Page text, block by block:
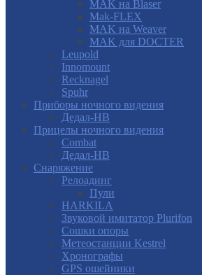
MAK на Blaser
Mak-FLEX
MAK на Weaver
MAK для DOCTER
Leupold
Innomount
Recknagel
Spuhr
Приборы ночного видения
Дедал-НВ
Прицелы ночного видения
Combat
Дедал-НВ
Снаряжение
Релоадинг
Пули
HARKILA
Звуковой имитатор Plurifon
Сошки опоры
Метеостанции Kestrel
Хронографы
GPS ошейники